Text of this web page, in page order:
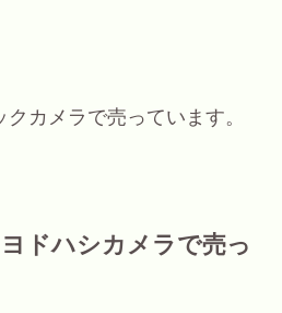
カメラで売っています。
ドハシカメラで売っ